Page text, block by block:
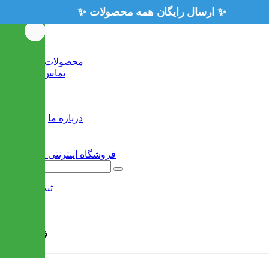
محصولات جدید
تماس با ما
درباره ما
ثبت نام
فرم ثبت نام